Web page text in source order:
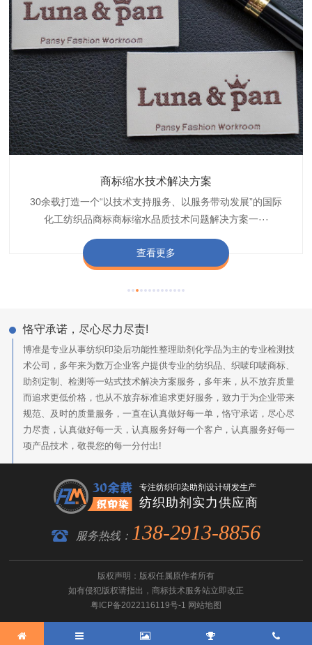
商标缩水技术解决方案
30余载打造一个“以技术支持服务、以服务带动发展”的国际
化工纺织品商标商标缩水品质技术问题解决方案一···
查看更多
织带商标防水技术解决方案
博准公司专注于织带商标防水技术解决方案30余载,励志于
纺织品商标企业打造含油量超标品质技术问题解决方···
查看更多
服装颜色不匀技术解决方案
博准是一家专注30余载设计研发织唛印唛商标、织带服装颜
色不匀品质技术问题解决方案一站式服务提供商,技···
查看更多
纺织品阻燃母粒
博准致力于成为纺织品商标阻燃母粒剂,TF-W760,TF-W760
阻燃母粒剂加工定制服务实力提供商,···
查看更多
恪守承诺，尽心尽力尽责!
博准是专业从事纺织印染后功能性整理助剂化学品为主的专业检测技
术公司，多年来为数万企业客户提供专业的纺织品、织唛印唛商标、
助剂定制、检测等一站式技术解决方案服务，多年来，从不放弃质量
而追求更低价格，也从不放弃标准追求更好服务，致力于为企业带来
规范、及时的质量服务，一直在认真做好每一单，恪守承诺，尽心尽
力尽责，认真做好每一天，认真服务好每一个客户，认真服务好每一
项产品技术，敬畏您的每一分付出!
专注纺织印染助剂设计研发生产
纺织助剂实力供应商
服务热线： 138-2913-8856
版权声明：版权任属原作者所有
如有侵犯版权请指出， 商标技术服务站立即改正
粤ICP备2022116119号-1 网站地图